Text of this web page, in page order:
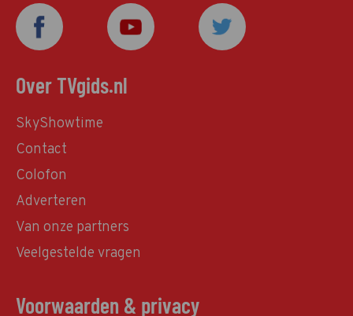
Over TVgids.nl
SkyShowtime
Contact
Colofon
Adverteren
Van onze partners
Veelgestelde vragen
Voorwaarden & privacy